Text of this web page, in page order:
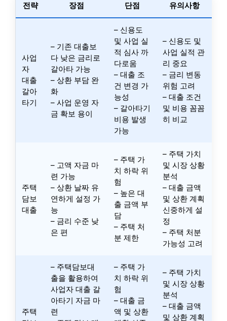
전략 장점 단점 유의사항
사업
자
대출
갈아
타기
– 기존 대출보
다 낮은 금리로
갈아타 가능
– 상환 부담 완
화
– 사업 운영 자
금 확보 용이
– 신용도
및 사업 실
적 심사 까
다로움
– 대출 조
건 변경 가
능성
– 갈아타기
비용 발생
가능
– 신용도 및
사업 실적 관
리 중요
– 금리 변동
위험 고려
– 대출 조건
및 비용 꼼꼼
히 비교
주택
담보
대출
– 고액 자금 마
련 가능
– 상환 날짜 유
연하게 설정 가
능
– 금리 수준 낮
은 편
– 주택 가
치 하락 위
험
– 높은 대
출 금액 부
담
– 주택 처
분 제한
– 주택 가치
및 시장 상황
분석
– 대출 금액
및 상환 계획
신중하게 설
정
– 주택 처분
가능성 고려
주택
– 주택담보대
출을 활용하여
사업자 대출 갈
아타기 자금 마
련
– 주택 가
치 하락 위
험
– 대출 금
액 및 상환
– 주택 가치
및 시장 상황
분석
– 대출 금액
및 상환 계획